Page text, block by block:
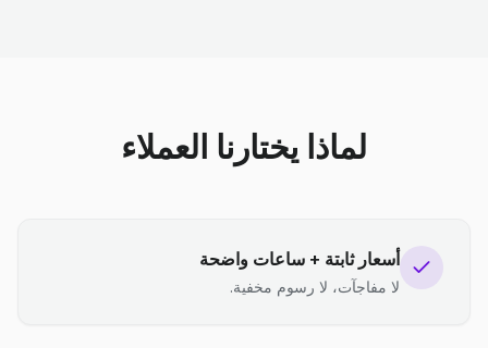
لماذا يختارنا العملاء
أسعار ثابتة + ساعات واضحة
لا مفاجآت، لا رسوم مخفية.